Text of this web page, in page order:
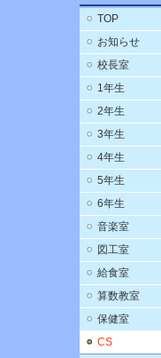
TOP
お知らせ
校長室
1年生
2年生
3年生
4年生
5年生
6年生
音楽室
図工室
給食室
算数教室
保健室
CS